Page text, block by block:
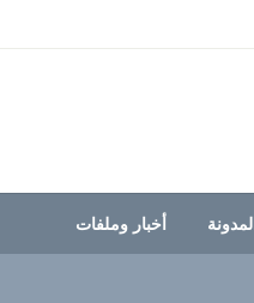
المدونة أخبار وملفات